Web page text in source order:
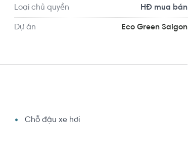
Loại chủ quyền HĐ mua bán
Dự án Eco Green Saigon
Chỗ đậu xe hơi